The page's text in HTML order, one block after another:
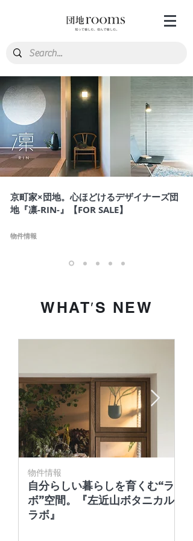
京町家×団地。心ほどけるデザイナーズ団
地『凛-RIN-』【FOR SALE】
物件情報
WHAT′S NEW
自分らしい暮らしを育くむ“ラ
ボ”空間。『左近山ボタニカル
ラボ』
物件情報